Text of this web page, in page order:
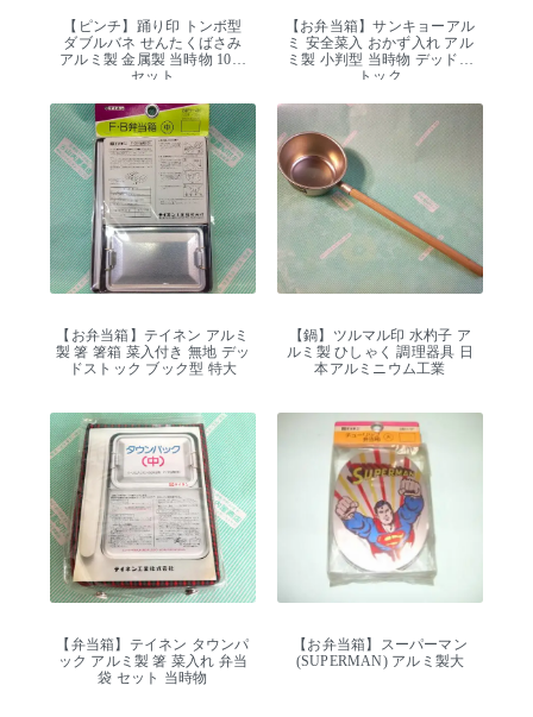
【ピンチ】踊り印 トンボ型
ダブルバネ せんたくばさみ
アルミ製 金属製 当時物 10個
セット
【お弁当箱】サンキョーアル
ミ 安全菜入 おかず入れ アル
ミ製 小判型 当時物 デッドス
トック
【お弁当箱】テイネン アルミ
製 箸 箸箱 菜入付き 無地 デッ
ドストック ブック型 特大
【鍋】ツルマル印 水杓子 ア
ルミ製 ひしゃく 調理器具 日
本アルミニウム工業
【弁当箱】テイネン タウンパ
ック アルミ製 箸 菜入れ 弁当
袋 セット 当時物
【お弁当箱】スーパーマン
(SUPERMAN) アルミ製大